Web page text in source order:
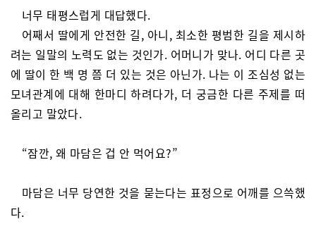
너무 태평스럽게 대답했다.
어째서 딸에게 안전한 길, 아니, 최소한 평범한 길을 제시하
려는 일말의 노력도 없는 것인가. 어머니가 맞나. 어디 다른 곳
에 딸이 한 백 명 쯤 더 있는 것은 아닌가. 나는 이 조심성 없는
모녀관계에 대해 한마디 하려다가, 더 궁금한 다른 주제를 떠
올리고 말았다.
“잠깐, 왜 마담은 겁 안 먹어요?”
마담은 너무 당연한 것을 묻는다는 표정으로 어깨를 으쓱했
다.